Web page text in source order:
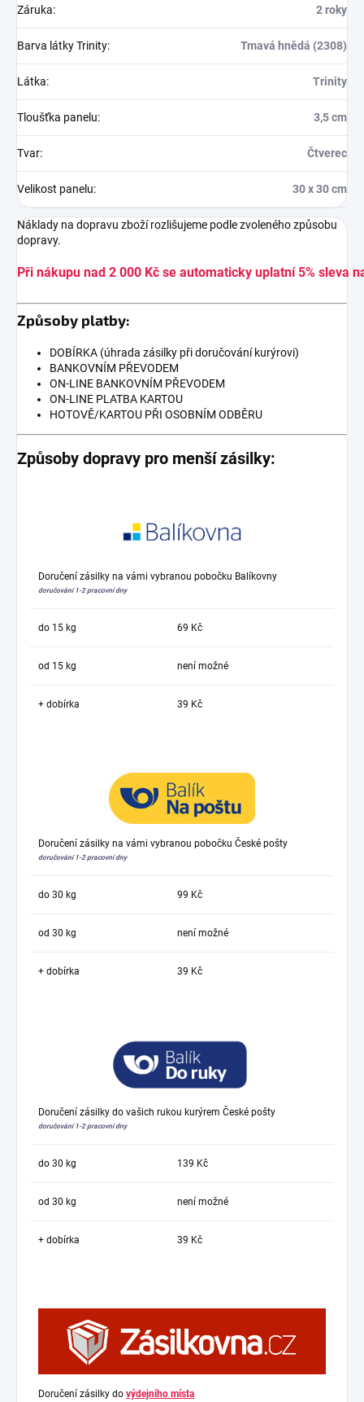
Záruka: 2 roky
Barva látky Trinity: Tmavá hnědá (2308)
Látka: Trinity
Tloušťka panelu: 3,5 cm
Tvar: Čtverec
Velikost panelu: 30 x 30 cm
Náklady na dopravu zboží rozlišujeme podle zvoleného způsobu
dopravy.
Při nákupu nad 2 000 Kč se automaticky uplatní 5% sleva
Způsoby platby:
DOBÍRKA (úhrada zásilky při doručování kurýrovi)
BANKOVNÍM PŘEVODEM
ON-LINE BANKOVNÍM PŘEVODEM
ON-LINE PLATBA KARTOU
HOTOVĚ/KARTOU PŘI OSOBNÍM ODBĚRU
Způsoby dopravy pro menší zásilky:
Doručení zásilky na vámi vybranou pobočku Balíkovny
doručování 1-2 pracovní dny
do 15 kg 69 Kč
od 15 kg není možné
+ dobírka 39 Kč
Doručení zásilky na vámi vybranou pobočku České pošty
doručování 1-2 pracovní dny
do 30 kg 99 Kč
od 30 kg není možné
+ dobírka 39 Kč
Doručení zásilky do vašich rukou kurýrem České pošty
doručování 1-2 pracovní dny
do 30 kg 139 Kč
od 30 kg není možné
+ dobírka 39 Kč
Doručení zásilky do výdejního místa